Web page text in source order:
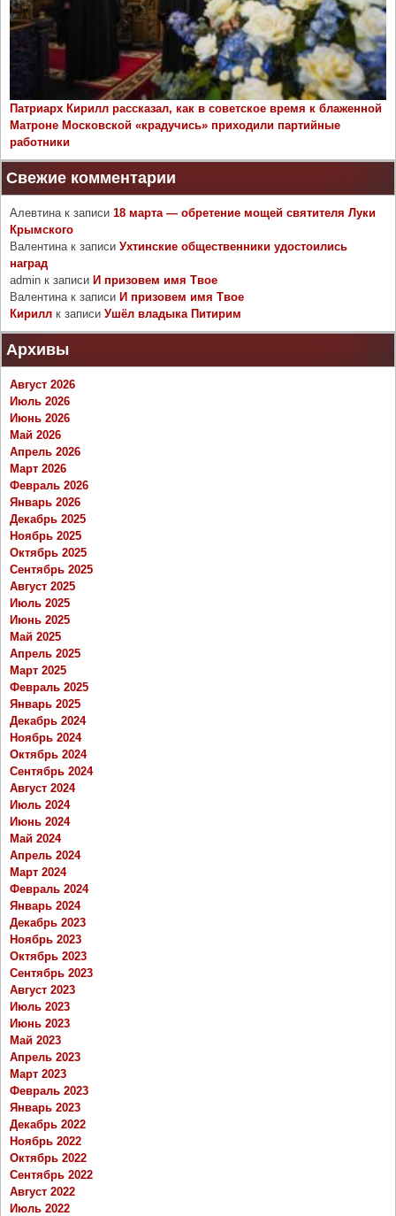
Патриарх Кирилл рассказал, как в советское время к блаженной
Матроне Московской «крадучись» приходили партийные
работники
Свежие комментарии
Алевтина к записи 18 марта — обретение мощей святителя Луки
Крымского
Валентина к записи Ухтинские общественники удостоились
наград
admin к записи И призовем имя Твое
Валентина к записи И призовем имя Твое
Кирилл к записи Ушёл владыка Питирим
Архивы
Август 2026
Июль 2026
Июнь 2026
Май 2026
Апрель 2026
Март 2026
Февраль 2026
Январь 2026
Декабрь 2025
Ноябрь 2025
Октябрь 2025
Сентябрь 2025
Август 2025
Июль 2025
Июнь 2025
Май 2025
Апрель 2025
Март 2025
Февраль 2025
Январь 2025
Декабрь 2024
Ноябрь 2024
Октябрь 2024
Сентябрь 2024
Август 2024
Июль 2024
Июнь 2024
Май 2024
Апрель 2024
Март 2024
Февраль 2024
Январь 2024
Декабрь 2023
Ноябрь 2023
Октябрь 2023
Сентябрь 2023
Август 2023
Июль 2023
Июнь 2023
Май 2023
Апрель 2023
Март 2023
Февраль 2023
Январь 2023
Декабрь 2022
Ноябрь 2022
Октябрь 2022
Сентябрь 2022
Август 2022
Июль 2022